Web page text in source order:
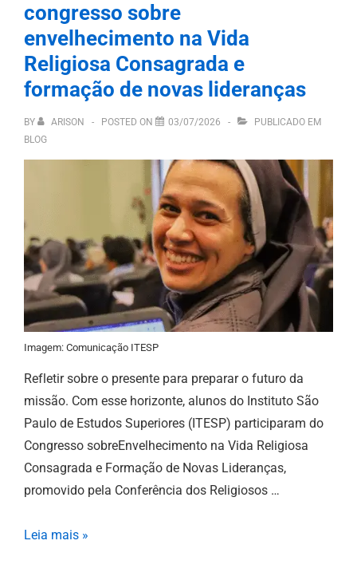
congresso sobre
envelhecimento na Vida
Religiosa Consagrada e
formação de novas lideranças
BY ARISON POSTED ON 03/07/2026
PUBLICADO EM
BLOG
Imagem: Comunicação ITESP
Refletir sobre o presente para preparar o futuro da
missão. Com esse horizonte, alunos do Instituto São
Paulo de Estudos Superiores (ITESP) participaram do
Congresso sobreEnvelhecimento na Vida Religiosa
Consagrada e Formação de Novas Lideranças,
promovido pela Conferência dos Religiosos …
Leia mais »